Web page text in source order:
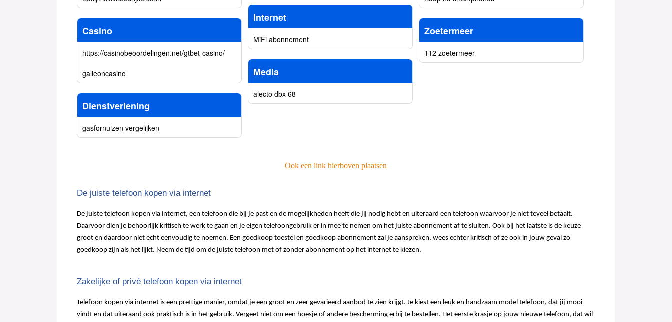
Casino
https://casinobeoordelingen.net/gtbet-casino/
galleoncasino
Dienstverlening
gasfornuizen vergelijken
Internet
MiFi abonnement
Media
alecto dbx 68
Zoetermeer
112 zoetermeer
Ook een link hierboven plaatsen
De juiste telefoon kopen via internet
De juiste telefoon kopen via internet, een telefoon die bij je past en de mogelijkheden heeft die jij nodig hebt en uiteraard een telefoon waarvoor je niet teveel betaalt.
Daarvoor dien je behoorlijk kritisch te werk te gaan en je eigen telefoongebruik er in mee te nemen om het juiste abonnement af te sluiten. Ook bij het laatste is de keuze
groot en daardoor niet echt eenvoudig te noemen. Een goedkoop toestel en goedkoop abonnement zal je aanspreken, wees echter kritisch of ze ook in jouw geval zo
goedkoop zijn als het lijkt. Neem de tijd om de juiste telefoon met of zonder abonnement op het internet te kiezen.
Zakelijke of privé telefoon kopen via internet
Telefoon kopen via internet is een prettige manier, omdat je een groot en zeer gevarieerd aanbod te zien krijgt. Je kiest een leuk en handzaam model telefoon, dat jij mooi
vindt en dat uiteraard ook praktisch is in het gebruik. Vergeet niet om een hoesje of andere bescherming erbij te bestellen. Het eerste krasje op jouw nieuwe telefoon, dat wil